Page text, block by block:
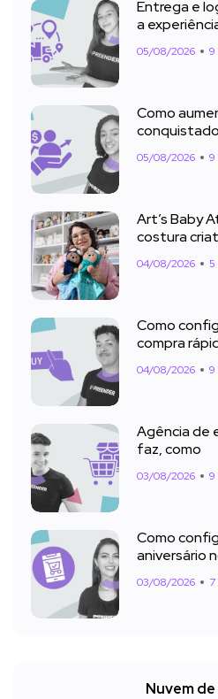
Entrega e
a
05/08/2026 9
Como
05/08/2026 9
Art’s Baby
costura
04/08/2026
Como
compra
04/08/2026 9
Agência de
faz, como
03/08/2026 9
Como
aniversário
03/08/2026
Nuvem